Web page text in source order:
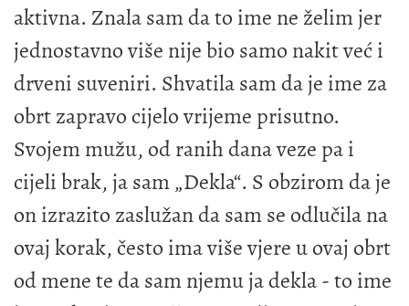
aktivna. Znala sam da to ime ne želim jer
jednostavno više nije bio samo nakit već i
drveni suveniri. Shvatila sam da je ime za
obrt zapravo cijelo vrijeme prisutno.
Svojem mužu, od ranih dana veze pa i
cijeli brak, ja sam „Dekla“. S obzirom da je
on izrazito zaslužan da sam se odlučila na
ovaj korak, često ima više vjere u ovaj obrt
od mene te da sam njemu ja dekla - to ime